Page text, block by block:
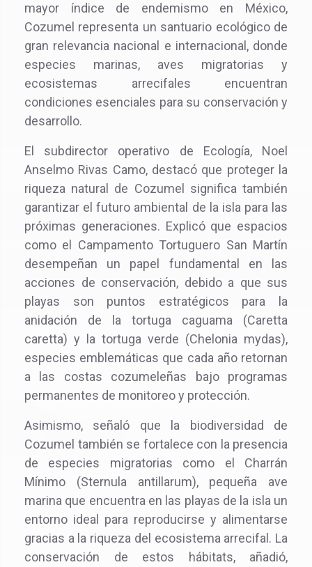
mayor índice de endemismo en México,
Cozumel representa un santuario ecológico de
gran relevancia nacional e internacional, donde
especies marinas, aves migratorias y
ecosistemas arrecifales encuentran
condiciones esenciales para su conservación y
desarrollo.
El subdirector operativo de Ecología, Noel
Anselmo Rivas Camo, destacó que proteger la
riqueza natural de Cozumel significa también
garantizar el futuro ambiental de la isla para las
próximas generaciones. Explicó que espacios
como el Campamento Tortuguero San Martín
desempeñan un papel fundamental en las
acciones de conservación, debido a que sus
playas son puntos estratégicos para la
anidación de la tortuga caguama (Caretta
caretta) y la tortuga verde (Chelonia mydas),
especies emblemáticas que cada año retornan
a las costas cozumeleñas bajo programas
permanentes de monitoreo y protección.
Asimismo, señaló que la biodiversidad de
Cozumel también se fortalece con la presencia
de especies migratorias como el Charrán
Mínimo (Sternula antillarum), pequeña ave
marina que encuentra en las playas de la isla un
entorno ideal para reproducirse y alimentarse
gracias a la riqueza del ecosistema arrecifal. La
conservación de estos hábitats, añadió,